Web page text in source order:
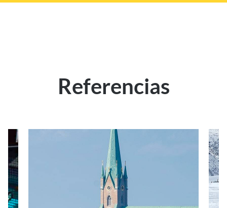
Referencias